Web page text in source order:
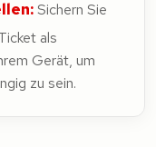
Sichern Sie
als
Gerät, um
zu sein.